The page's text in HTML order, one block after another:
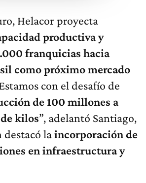
Helacor proyecta
productiva y
franquicias hacia
como próximo mercado
con el desafío de
de 100 millones a
kilos”, adelantó Santiago,
laincorporación de
en infraestructura y